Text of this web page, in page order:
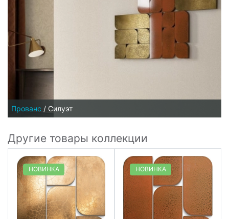
Прованс / Силуэт
Другие товары коллекции
НОВИНКА НОВИНКА